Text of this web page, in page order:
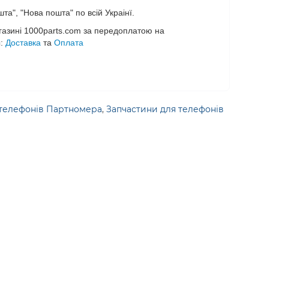
"Нова пошта" по всій Украінї.
1000parts.com за передоплатою на
Доставка та Оплата
Партномера, Запчастини для телефонів